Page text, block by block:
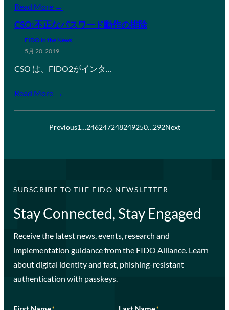
Read More →
CSO:不正なパスワード動作の排除
FIDO in the News
5月 20, 2019
CSO は、FIDO2がインタ…
Read More →
Previous1…246247248249250…292Next
SUBSCRIBE TO THE FIDO NEWSLETTER
Stay Connected, Stay Engaged
Receive the latest news, events, research and
implementation guidance from the FIDO Alliance. Learn
about digital identity and fast, phishing-resistant
authentication with passkeys.